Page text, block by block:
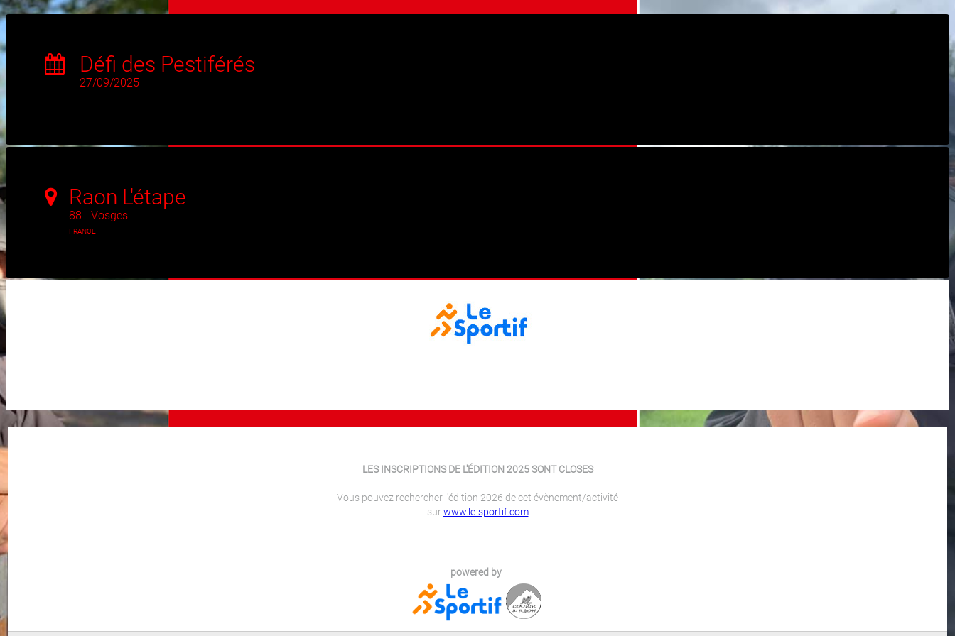
Défi des Pestiférés
27/09/2025
Raon L'étape
88 - Vosges
FRANCE
LES INSCRIPTIONS DE L'ÉDITION 2025 SONT CLOSES
Vous pouvez rechercher l'édition 2026 de cet évènement/activité
surwww.le-sportif.com
powered by